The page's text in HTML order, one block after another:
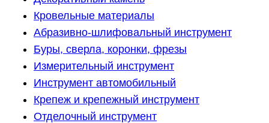
Кровельные материалы
Абразивно-шлифовальный инструмент
Буры, сверла, коронки, фрезы
Измерительный инструмент
Инструмент автомобильный
Крепеж и крепежный инструмент
Отделочный инструмент